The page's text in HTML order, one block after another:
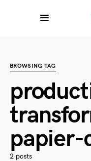
BROWSING TAG
papier-
2 posts